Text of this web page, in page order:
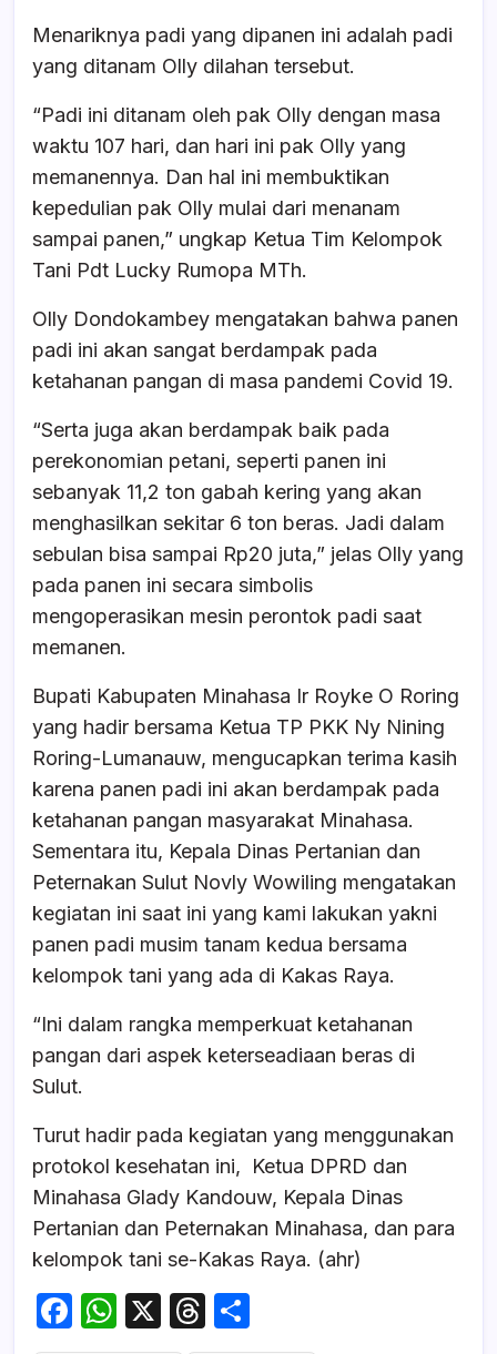
Menariknya padi yang dipanen ini adalah padi
yang ditanam Olly dilahan tersebut.
“Padi ini ditanam oleh pak Olly dengan masa
waktu 107 hari, dan hari ini pak Olly yang
memanennya. Dan hal ini membuktikan
kepedulian pak Olly mulai dari menanam
sampai panen,” ungkap Ketua Tim Kelompok
Tani Pdt Lucky Rumopa MTh.
Olly Dondokambey mengatakan bahwa panen
padi ini akan sangat berdampak pada
ketahanan pangan di masa pandemi Covid 19.
“Serta juga akan berdampak baik pada
perekonomian petani, seperti panen ini
sebanyak 11,2 ton gabah kering yang akan
menghasilkan sekitar 6 ton beras. Jadi dalam
sebulan bisa sampai Rp20 juta,” jelas Olly yang
pada panen ini secara simbolis
mengoperasikan mesin perontok padi saat
memanen.
Bupati Kabupaten Minahasa Ir Royke O Roring
yang hadir bersama Ketua TP PKK Ny Nining
Roring-Lumanauw, mengucapkan terima kasih
karena panen padi ini akan berdampak pada
ketahanan pangan masyarakat Minahasa.
Sementara itu, Kepala Dinas Pertanian dan
Peternakan Sulut Novly Wowiling mengatakan
kegiatan ini saat ini yang kami lakukan yakni
panen padi musim tanam kedua bersama
kelompok tani yang ada di Kakas Raya.
“Ini dalam rangka memperkuat ketahanan
pangan dari aspek keterseadiaan beras di
Sulut.
Turut hadir pada kegiatan yang menggunakan
protokol kesehatan ini, Ketua DPRD dan
Minahasa Glady Kandouw, Kepala Dinas
Pertanian dan Peternakan Minahasa, dan para
kelompok tani se-Kakas Raya. (ahr)
F
W X
T